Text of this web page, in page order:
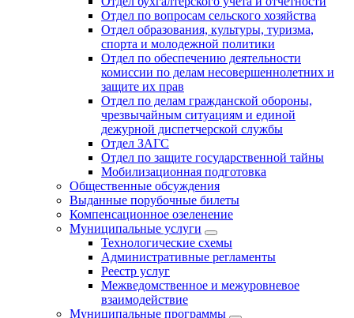
Отдел по вопросам сельского хозяйства
Отдел образования, культуры, туризма,
спорта и молодежной политики
Отдел по обеспечению деятельности
комиссии по делам несовершеннолетних и
защите их прав
Отдел по делам гражданской обороны,
чрезвычайным ситуациям и единой
дежурной диспетчерской службы
Отдел ЗАГС
Отдел по защите государственной тайны
Мобилизационная подготовка
Общественные обсуждения
Выданные порубочные билеты
Компенсационное озеленение
Муниципальные услуги
Технологические схемы
Административные регламенты
Реестр услуг
Межведомственное и межуровневое
взаимодействие
Муниципальные программы